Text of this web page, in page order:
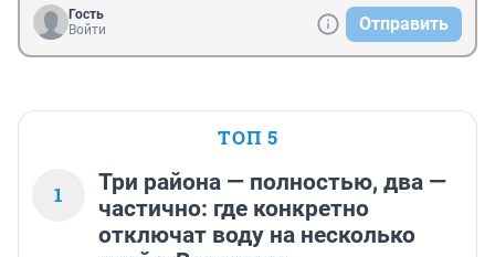
Гость
Войти
Отправить
ТОП 5
1
Три района — полностью, два —
частично: где конкретно
отключат воду на несколько